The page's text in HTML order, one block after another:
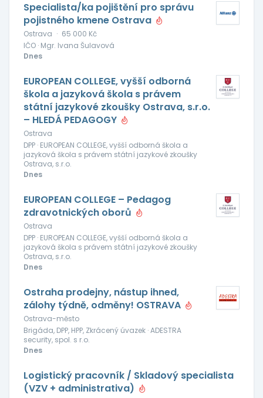
Specialista/ka pojištění pro správu
pojistného kmene Ostrava
Ostrava · 65 000 Kč
IČO · Mgr. Ivana Šulavová
Dnes
EUROPEAN COLLEGE, vyšší odborná
škola a jazyková škola s právem
státní jazykové zkoušky Ostrava, s.r.o.
– HLEDÁ PEDAGOGY
Ostrava
DPP · EUROPEAN COLLEGE, vyšší odborná škola a
jazyková škola s právem státní jazykové zkoušky
Ostrava, s.r.o.
Dnes
EUROPEAN COLLEGE – Pedagog
zdravotnických oborů
Ostrava
DPP · EUROPEAN COLLEGE, vyšší odborná škola a
jazyková škola s právem státní jazykové zkoušky
Ostrava, s.r.o.
Dnes
Ostraha prodejny, nástup ihned,
zálohy týdně, odměny! OSTRAVA
Ostrava-město
Brigáda, DPP, HPP, Zkrácený úvazek · ADESTRA
security, spol. s r.o.
Dnes
Logistický pracovník / Skladový specialista
(VZV + administrativa)